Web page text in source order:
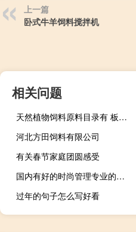
上一篇
卧式牛羊饲料搅拌机
相关问题
天然植物饲料原料目录有 板蓝根
河北方田饲料有限公司
有关春节家庭团圆感受
国内有好的时尚管理专业的大学吗
过年的句子怎么写好看